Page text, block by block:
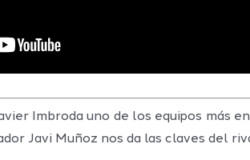
Imbroda uno de los equipos más
Javi Muñoz nos da las claves del